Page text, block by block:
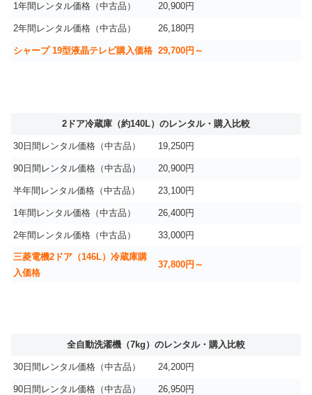
1年間レンタル価格（中古品） 20,900円
2年間レンタル価格（中古品） 26,180円
シャープ 19型液晶テレビ購入価格 29,700円～
2ドア冷蔵庫（約140L）のレンタル・購入比較
30日間レンタル価格（中古品） 19,250円
90日間レンタル価格（中古品） 20,900円
半年間レンタル価格（中古品） 23,100円
1年間レンタル価格（中古品） 26,400円
2年間レンタル価格（中古品） 33,000円
三菱電機2ドア（146L）冷蔵庫購
入価格
37,800円～
全自動洗濯機（7kg）のレンタル・購入比較
30日間レンタル価格（中古品） 24,200円
90日間レンタル価格（中古品） 26,950円